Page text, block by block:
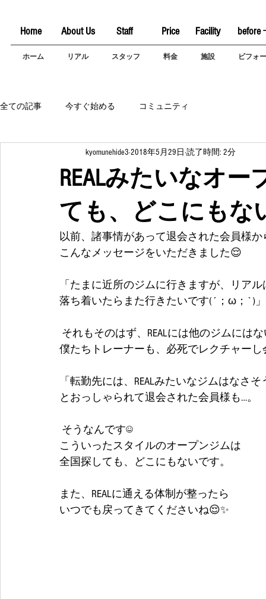
Home About Us Staff Price Facility before
ホーム リアル スタッフ 料金 施設 ビフォ
全ての記事 今すぐ始める コミュニティ
REALみたいなオ
ても、どこにもな
kyomunehide3 2018年5月29日 読了時間: 2分
以前、諸事情があって退会された会員様か
こんなメッセージをいただきました😌
「たまに近所のジムに行きますが、リア
落ち着いたらまた行きたいです(´；ω；`)」
それもそのはず、REALには他のジムには
僕たちトレーナーも、必死でレクチャー
「転勤先には、REALみたいなジムはなさ
とおっしゃられて退会された会員様も…。
そうなんです☺
こういったスタイルのオープンジムは
全国探しても、どこにもないです。
また、REALに通える体制が整ったら
いつでも戻ってきてくださいね😌✨